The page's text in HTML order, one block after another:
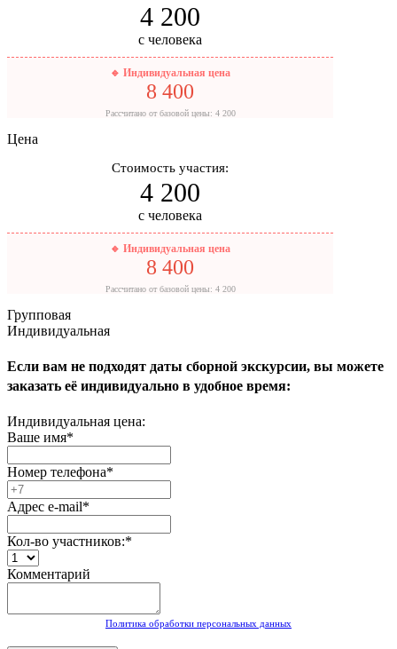
4 200
с человека
🔹 Индивидуальная цена
8 400
Рассчитано от базовой цены: 4 200
Цена
Стоимость участия:
4 200
с человека
🔹 Индивидуальная цена
8 400
Рассчитано от базовой цены: 4 200
Групповая
Индивидуальная
Если вам не подходят даты сборной экскурсии, вы можете
заказать её индивидуально в удобное время:
Индивидуальная цена:
Ваше имя*
Номер телефона*
Адрес e-mail*
Кол-во участников:*
Комментарий
Политика обработки персональных данных